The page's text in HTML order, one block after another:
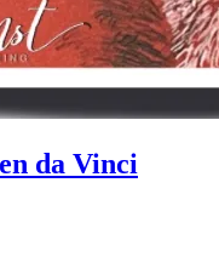
da Vinci